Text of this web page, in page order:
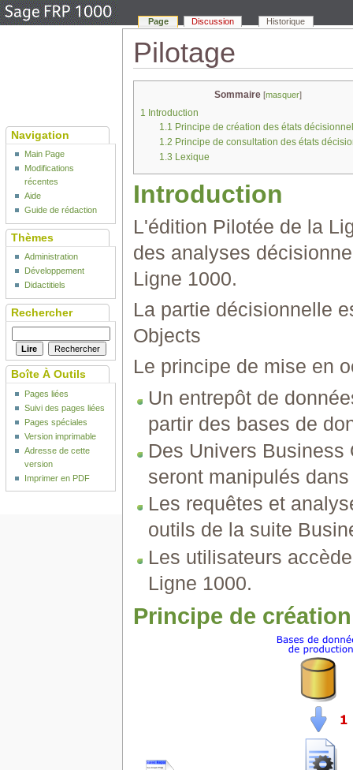
Pilotage
Sommaire [masquer]
1 Introduction
1.1 Principe de création des états
1.2 Principe de consultation des états
1.3 Lexique
Introduction
L'édition Pilotée de la
des analyses
Ligne 1000.
La partie décisionnelle
Objects
Le principe de mise en
Un entrepôt de
partir des bases de
Des Univers
seront manipulés
Les requêtes et
outils de la suite
Les utilisateurs
Ligne 1000.
Principe de
Page Discussion Historique
Navigation
Main Page
Modifications
récentes
Aide
Guide de rédaction
Thèmes
Administration
Développement
Didactitiels
Rechercher
Boîte À Outils
Pages liées
Suivi des pages liées
Pages spéciales
Version imprimable
Adresse de cette
version
Imprimer en PDF